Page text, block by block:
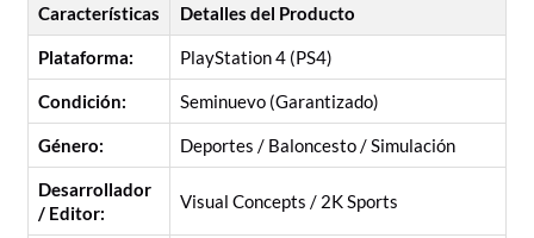
Características Detalles del Producto
Plataforma: PlayStation 4 (PS4)
Condición: Seminuevo (Garantizado)
Género: Deportes / Baloncesto / Simulación
Desarrollador
/ Editor:
Visual Concepts / 2K Sports